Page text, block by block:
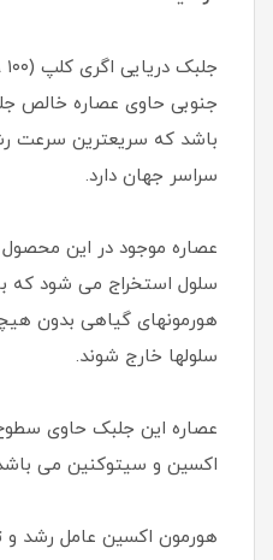
باشد که سریعترین سرعت
سراسر جهان دارد.
عصاره موجود در این
سلول استخراج می شود که
هورمونهای گیاهی بدون
سلولها خارج شوند.
عصاره این جلبک حاوی سطوح
اکسین و سیتوکنین می
هورمون اکسین عامل رشد و